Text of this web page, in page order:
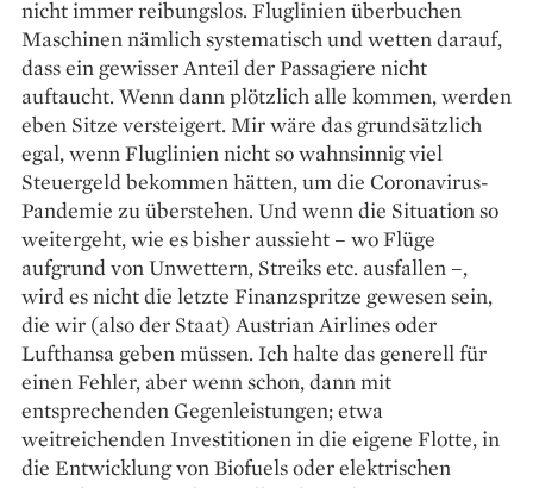
nicht immer reibungslos. Fluglinien überbuchen
Maschinen nämlich systematisch und wetten darauf,
dass ein gewisser Anteil der Passagiere nicht
auftaucht. Wenn dann plötzlich alle kommen, werden
eben Sitze versteigert. Mir wäre das grundsätzlich
egal, wenn Fluglinien nicht so wahnsinnig viel
Steuergeld bekommen hätten, um die Corona­virus-
Pandemie zu überstehen. Und wenn die Situation so
weitergeht, wie es bisher aussieht – wo Flüge
aufgrund von Unwettern, Streiks etc. ausfallen –,
wird es nicht die letzte Finanzspritze gewesen sein,
die wir (also der Staat) Austrian Airlines oder
Lufthansa geben müssen. Ich halte das generell für
einen Fehler, aber wenn schon, dann mit
entsprechenden Gegenleistungen; etwa
weitreichenden Investitionen in die eigene Flotte, in
die Entwicklung von Biofuels oder elektrischen